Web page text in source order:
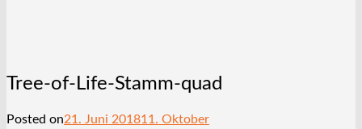
Tree-of-Life-Stamm-quad
Posted on21. Juni 201811. Oktober